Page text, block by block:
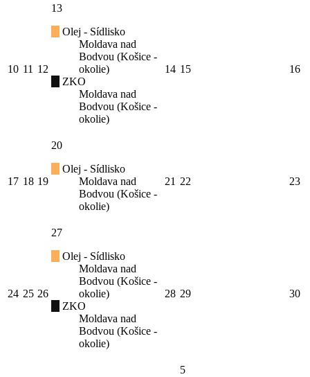
10 11 12
13
Olej - Sídlisko
Moldava nad
Bodvou (Košice -
okolie)
ZKO
Moldava nad
Bodvou (Košice -
okolie)
14 15 16
17 18 19
20
Olej - Sídlisko
Moldava nad
Bodvou (Košice -
okolie)
21 22 23
24 25 26
27
Olej - Sídlisko
Moldava nad
Bodvou (Košice -
okolie)
ZKO
Moldava nad
Bodvou (Košice -
okolie)
28 29 30
5